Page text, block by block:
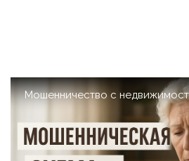
Мошенничество с